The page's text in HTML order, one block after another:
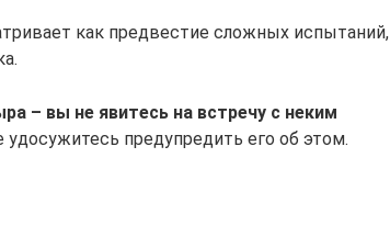
как предвестие сложных испытаний,
– вы не явитесь на встречу с неким
удосужитесь предупредить его об этом.